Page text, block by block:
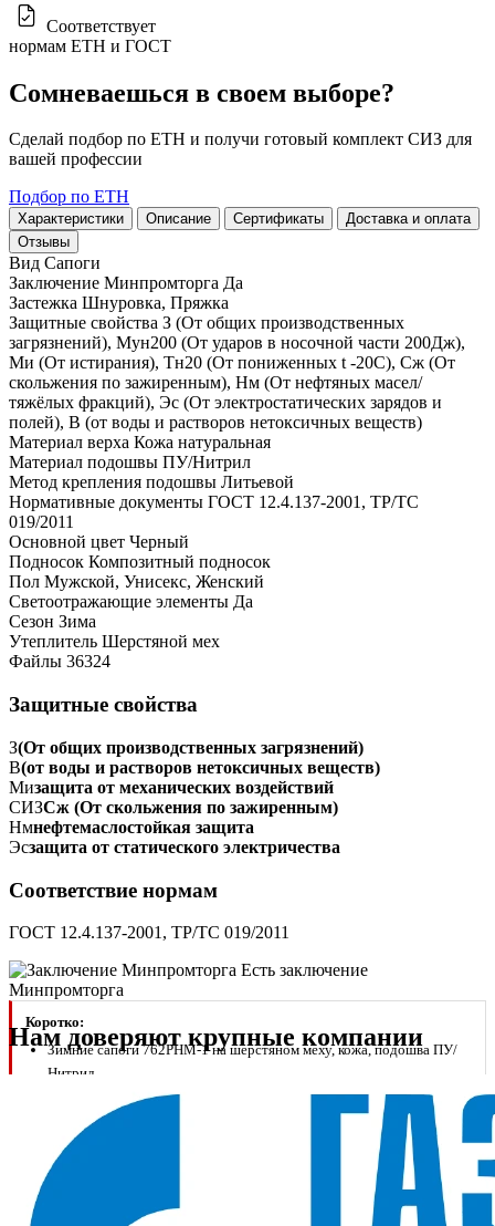
Соответствует
нормам ЕТН и ГОСТ
Сомневаешься в своем выборе?
Сделай подбор по ЕТН и получи готовый комплект СИЗ для
вашей профессии
Подбор по ЕТН
Характеристики Описание Сертификаты
Доставка и оплата
Отзывы
Вид Сапоги
Заключение Минпромторга Да
Застежка Шнуровка, Пряжка
Защитные свойства З (От общих производственных
загрязнений), Мун200 (От ударов в носочной части 200Дж),
Ми (От истирания), Тн20 (От пониженных t -20С), Сж (От
скольжения по зажиренным), Нм (От нефтяных масел/
тяжёлых фракций), Эс (От электростатических зарядов и
полей), В (от воды и растворов нетоксичных веществ)
Материал верха Кожа натуральная
Материал подошвы ПУ/Нитрил
Метод крепления подошвы Литьевой
Нормативные документы ГОСТ 12.4.137-2001, ТР/ТС
019/2011
Основной цвет Черный
Подносок Композитный подносок
Пол Мужской, Унисекс, Женский
Светоотражающие элементы Да
Сезон Зима
Утеплитель Шерстяной мех
Файлы 36324
Защитные свойства
З(От общих производственных загрязнений)
В(от воды и растворов нетоксичных веществ)
Мизащита от механических воздействий
СИЗСж (От скольжения по зажиренным)
Нмнефтемаслостойкая защита
Эсзащита от статического электричества
Соответствие нормам
ГОСТ 12.4.137-2001, ТР/ТС 019/2011
Есть заключение
Минпромторга
Коротко:
Зимние сапоги 762РНМ-1 на шерстяном меху, кожа, подошва ПУ/
Нитрил
Композитный подносок Мун200, антистатика (Эс), водозащита (В),
Тн20, Сж, Нм; ГОСТ 12.4.137-2001, ТР ТС 019/2011
Комбинированная застёжка шнуровка + пряжка; заключение
Минпромторга
В наличии в SIZMAG (Москва), отгрузка в день заказа
Нам доверяют крупные компании